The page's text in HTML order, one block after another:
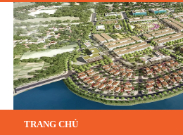
TRANG CHỦ